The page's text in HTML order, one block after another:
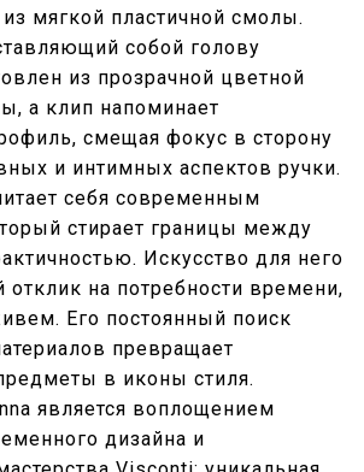
мягкой пластичной смолы.
собой голову
из прозрачной цветной
а клип напоминает
смещая фокус в сторону
и интимных аспектов ручки.
себя современным
стирает границы между
Искусство для него
отклик на потребности времени,
Его постоянный поиск
превращает
в иконы стиля.
является воплощением
дизайна и